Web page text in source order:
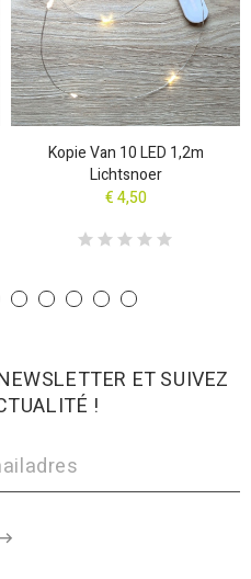
Kopie Van 10 LED 1,2m
Lichtsnoer
€ 4,50
ET SUIVEZ
!